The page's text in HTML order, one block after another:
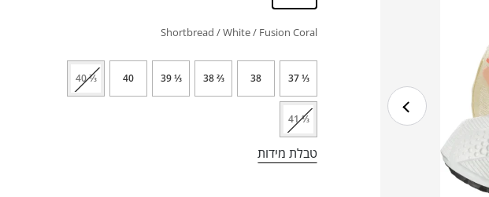
Shortbread / White / Fusion Coral
⅓ 37
38
⅔ 38
⅓ 39
40
⅔ 40
⅓ 41
טבלת מידות